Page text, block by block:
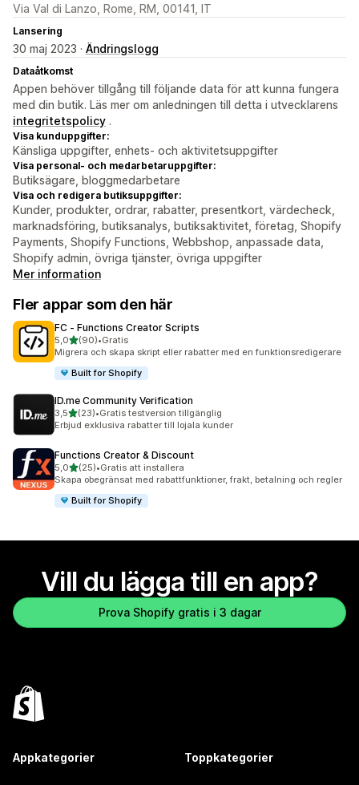
Via Val di Lanzo, Rome, RM, 00141, IT
Lansering
30 maj 2023 · Ändringslogg
Dataåtkomst
Appen behöver tillgång till följande data för att kunna fungera
med din butik. Läs mer om anledningen till detta i utvecklarens
integritetspolicy .
Visa kunduppgifter:
Känsliga uppgifter, enhets- och aktivitetsuppgifter
Visa personal- och medarbetaruppgifter:
Butiksägare, bloggmedarbetare
Visa och redigera butiksuppgifter:
Kunder, produkter, ordrar, rabatter, presentkort, värdecheck,
marknadsföring, butiksanalys, butiksaktivitet, företag, Shopify
Payments, Shopify Functions, Webbshop, anpassade data,
Shopify admin, övriga tjänster, övriga uppgifter
Mer information
Fler appar som den här
FC ‑ Functions Creator Scripts
5,0av 5 stjärnor
(90)
90 recensioner totalt
•Gratis
Migrera och skapa skript eller rabatter med en funktionsredigerare
Built for Shopify
ID.me Community Verification
3,5av 5 stjärnor
(23)
23 recensioner totalt
•Gratis testversion tillgänglig
Erbjud exklusiva rabatter till lojala kunder
Functions Creator & Discount
5,0av 5 stjärnor
(25)
25 recensioner totalt
•Gratis att installera
Skapa obegränsat med rabattfunktioner, frakt, betalning och regler
Built for Shopify
Vill du lägga till en app?
Prova Shopify gratis i 3 dagar
Appkategorier Toppkategorier